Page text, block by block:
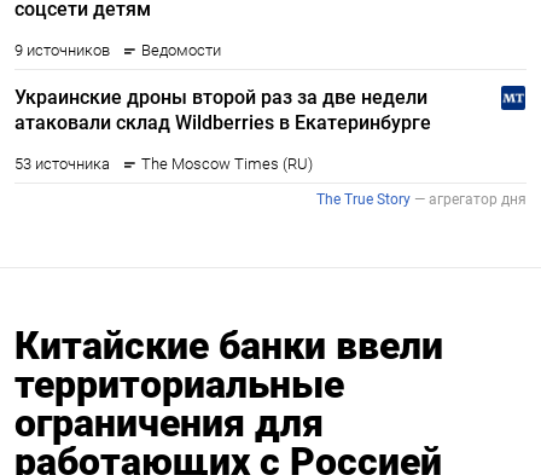
Китайские банки ввели
территориальные
ограничения для
работающих с Россией